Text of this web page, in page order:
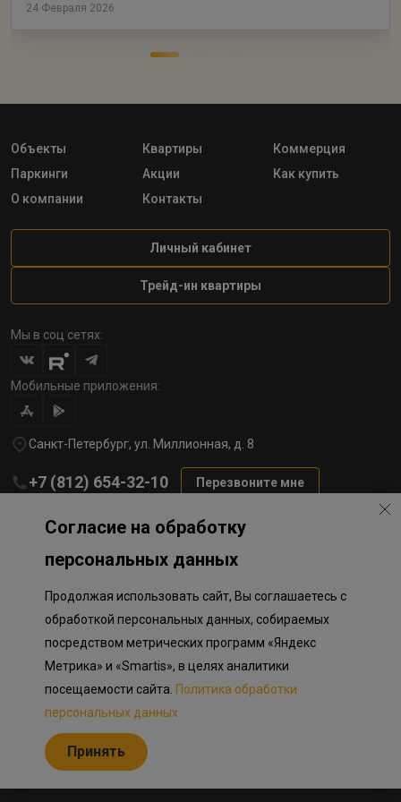
24 Февраля 2026
Объекты Квартиры
Коммерция
Паркинги
Акции
Как купить
О компании
Контакты
Личный кабинет
Трейд-ин квартиры
Мы в соц сетях:
Мобильные приложения:
Санкт-Петербург, ул. Миллионная, д. 8
+7 (812) 654-32-10 Перезвоните мне
Политика обработки персональных данных
Информация о плановом направлении средств
на строительство соц.объектов в Окле
Приложение к программе лояльности
Разработка сайта «Пикмедиа»
Информация, представленная на сайте, носит исключительно
ознакомительный характер, не является публичной офертой,
Российской Федерации. Представленные изображения объектов
долевого строительства носят предварительный ознакомительный
характер и могут отличаться от фактических проектных решений,
Согласие на обработку
персональных данных
Продолжая использовать сайт, Вы соглашаетесь с
обработкой персональных данных, собираемых
посредством метрических программ «Яндекс
Метрика» и «Smartis», в целях аналитики
посещаемости сайта. Политика обработки
персональных данных
Принять